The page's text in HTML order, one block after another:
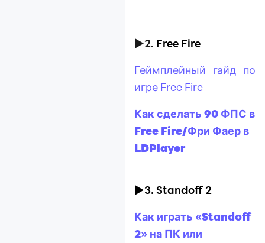
►2. Free Fire
Геймплейный гайд по
игре Free Fire
Как сделать 90 ФПС в
Free Fire/Фри Фаер в
LDPlayer
►3. Standoff 2
Как играть «Standoff
2» на ПК или